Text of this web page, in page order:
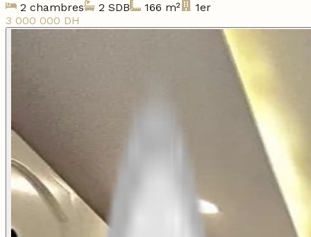
2 chambres 2 SDB 166 m²
1er
3 000 000 DH